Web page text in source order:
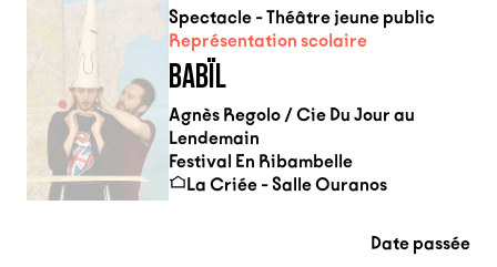
Spectacle - Théâtre jeune public
Représentation scolaire
BABÏL
Agnès Regolo / Cie Du Jour au
Lendemain
Festival En Ribambelle
La Criée - Salle Ouranos
Date passée